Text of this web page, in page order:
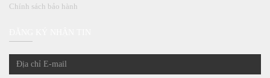
Chính sách bảo hành